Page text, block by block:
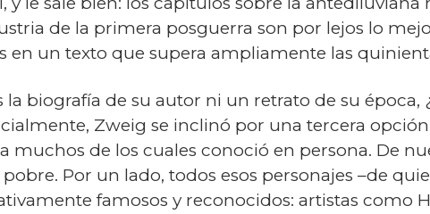
de la primera posguerra son por lejos lo
en un texto que supera ampliamente las
la biografía de su autor ni un retrato de su época,
Zweig se inclinó por una tercera
muchos de los cuales conoció en persona. De
Por un lado, todos esos personajes –de
famosos y reconocidos: artistas como